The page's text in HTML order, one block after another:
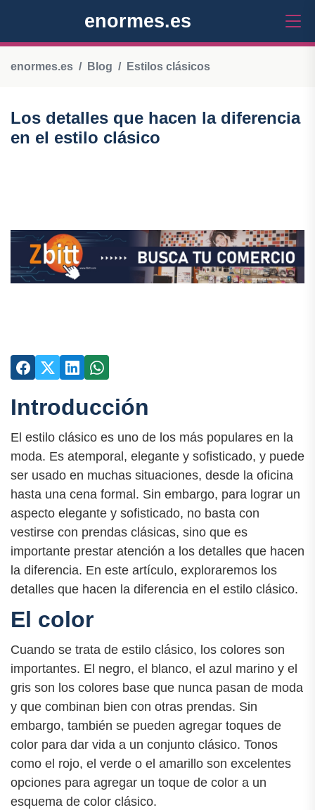
enormes.es
enormes.es Blog Estilos clásicos
Los detalles que hacen la diferencia
en el estilo clásico
Introducción
El estilo clásico es uno de los más populares en la
moda. Es atemporal, elegante y sofisticado, y puede
ser usado en muchas situaciones, desde la oficina
hasta una cena formal. Sin embargo, para lograr un
aspecto elegante y sofisticado, no basta con
vestirse con prendas clásicas, sino que es
importante prestar atención a los detalles que hacen
la diferencia. En este artículo, exploraremos los
detalles que hacen la diferencia en el estilo clásico.
El color
Cuando se trata de estilo clásico, los colores son
importantes. El negro, el blanco, el azul marino y el
gris son los colores base que nunca pasan de moda
y que combinan bien con otras prendas. Sin
embargo, también se pueden agregar toques de
color para dar vida a un conjunto clásico. Tonos
como el rojo, el verde o el amarillo son excelentes
opciones para agregar un toque de color a un
esquema de color clásico.